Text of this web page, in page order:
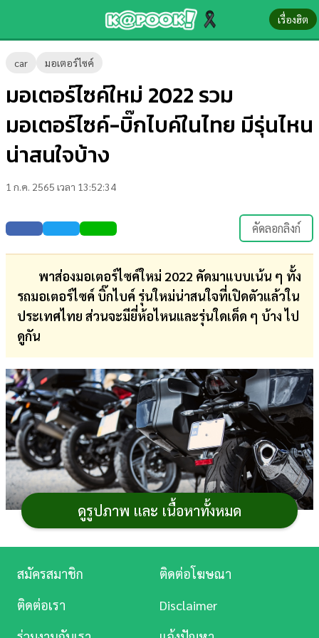
เรื่องฮิต
car มอเตอร์ไซค์
มอเตอร์ไซค์ใหม่ 2022 รวม
มอเตอร์ไซค์-บิ๊กไบค์ในไทย มีรุ่นไหน
น่าสนใจบ้าง
1 ก.ค. 2565 เวลา 13:52:34
คัดลอกลิงก์
พาส่องมอเตอร์ไซค์ใหม่ 2022 คัดมาแบบเน้น ๆ ทั้ง
รถมอเตอร์ไซค์ บิ๊กไบค์ รุ่นใหม่น่าสนใจที่เปิดตัวแล้วใน
ประเทศไทย ส่วนจะมียี่ห้อไหนและรุ่นใดเด็ด ๆ บ้าง ไป
ดูกัน
แม้สถานการณ์การแพร่ระบาดของเชื้อ
ดูรูปภาพ และ เนื้อหาทั้งหมด
ข่าว-
ความ
รู้
บันเทิง
ตรวจ
หวย
บอล
สด
การ
การ
ศึกษา
บันเทิง
ดู
หนัง
สมัครสมาชิก
ติดต่อโฆษณา
ติดต่อเรา
Disclaimer